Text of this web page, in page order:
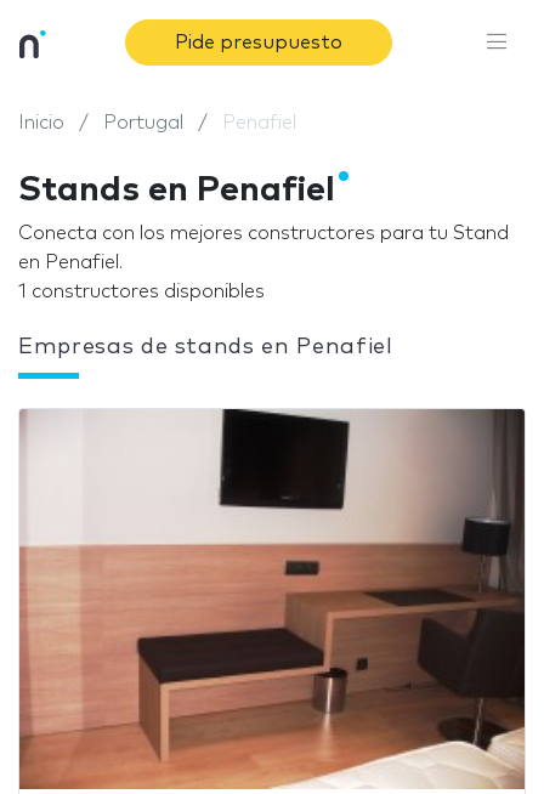
Pide presupuesto
Inicio Portugal Penafiel
Stands en Penafiel
Conecta con los mejores constructores para tu Stand
en Penafiel.
1 constructores disponibles
Empresas de stands en Penafiel